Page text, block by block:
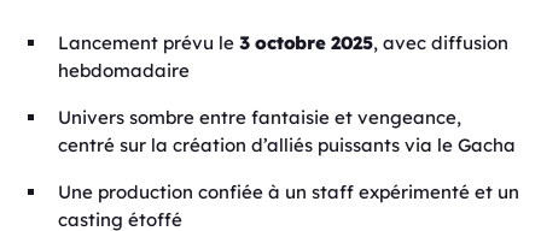
Lancement prévu le 3 octobre 2025, avec diffusion
hebdomadaire
Univers sombre entre fantaisie et vengeance,
centré sur la création d’alliés puissants via le Gacha
Une production confiée à un staff expérimenté et un
casting étoffé